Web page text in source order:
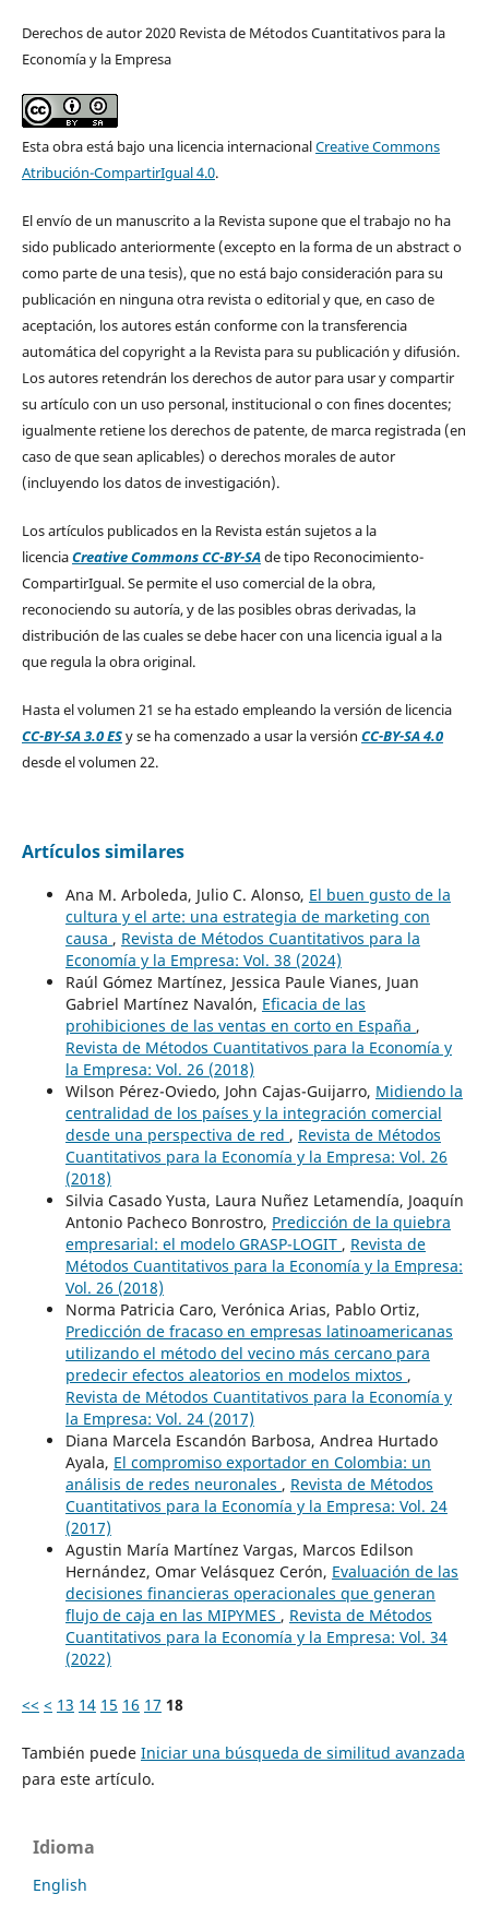
Derechos de autor 2020 Revista de Métodos Cuantitativos para la
Economía y la Empresa
Esta obra está bajo una licencia internacionalCreative Commons
Atribución-CompartirIgual 4.0.
El envío de un manuscrito a la Revista supone que el trabajo no ha
sido publicado anteriormente (excepto en la forma de un abstract o
como parte de una tesis), que no está bajo consideración para su
publicación en ninguna otra revista o editorial y que, en caso de
aceptación, los autores están conforme con la transferencia
automática del copyright a la Revista para su publicación y difusión.
Los autores retendrán los derechos de autor para usar y compartir
su artículo con un uso personal, institucional o con fines docentes;
igualmente retiene los derechos de patente, de marca registrada (en
caso de que sean aplicables) o derechos morales de autor
(incluyendo los datos de investigación).
Los artículos publicados en la Revista están sujetos a la
licenciaCreative Commons CC-BY-SAde tipo Reconocimiento-
CompartirIgual. Se permite el uso comercial de la obra,
reconociendo su autoría, y de las posibles obras derivadas, la
distribución de las cuales se debe hacer con una licencia igual a la
que regula la obra original.
Hasta el volumen 21 se ha estado empleando la versión de licencia
CC-BY-SA 3.0 ESy se ha comenzado a usar la versión CC-BY-SA 4.0
desde el volumen 22.
Artículos similares
Ana M. Arboleda, Julio C. Alonso, El buen gusto de la
cultura y el arte: una estrategia de marketing con
causa , Revista de Métodos Cuantitativos para la
Economía y la Empresa: Vol. 38 (2024)
Raúl Gómez Martínez, Jessica Paule Vianes, Juan
Gabriel Martínez Navalón, Eficacia de las
prohibiciones de las ventas en corto en España ,
Revista de Métodos Cuantitativos para la Economía y
la Empresa: Vol. 26 (2018)
Wilson Pérez-Oviedo, John Cajas-Guijarro, Midiendo la
centralidad de los países y la integración comercial
desde una perspectiva de red , Revista de Métodos
Cuantitativos para la Economía y la Empresa: Vol. 26
(2018)
Silvia Casado Yusta, Laura Nuñez Letamendía, Joaquín
Antonio Pacheco Bonrostro, Predicción de la quiebra
empresarial: el modelo GRASP-LOGIT , Revista de
Métodos Cuantitativos para la Economía y la Empresa:
Vol. 26 (2018)
Norma Patricia Caro, Verónica Arias, Pablo Ortiz,
Predicción de fracaso en empresas latinoamericanas
utilizando el método del vecino más cercano para
predecir efectos aleatorios en modelos mixtos ,
Revista de Métodos Cuantitativos para la Economía y
la Empresa: Vol. 24 (2017)
Diana Marcela Escandón Barbosa, Andrea Hurtado
Ayala, El compromiso exportador en Colombia: un
análisis de redes neuronales , Revista de Métodos
Cuantitativos para la Economía y la Empresa: Vol. 24
(2017)
Agustin María Martínez Vargas, Marcos Edilson
Hernández, Omar Velásquez Cerón, Evaluación de las
decisiones financieras operacionales que generan
flujo de caja en las MIPYMES , Revista de Métodos
Cuantitativos para la Economía y la Empresa: Vol. 34
(2022)
<< < 13 14 15 16 17 18
También puede Iniciar una búsqueda de similitud avanzada
para este artículo.
Idioma
English